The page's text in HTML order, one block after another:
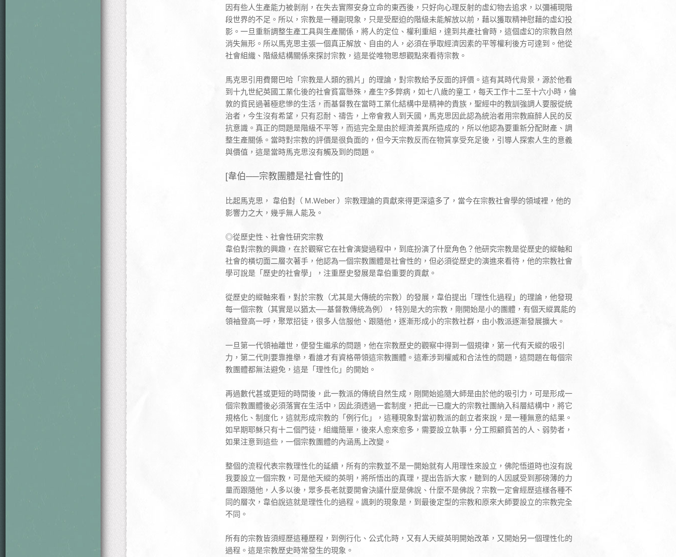
因有些人生產能力被剝削，在失去實際安身立命的東西後，只好向心理反射的虛幻物去追求，以彌補現階
段世界的不足。所以，宗教是一種副現象，只是受壓迫的階級未能解放以前，藉以獲取精神慰藉的虛幻投
影。一旦重新調整生產工具與生產關係，將人的定位、權利重組，達到共產社會時，這個虛幻的宗教自然
消失無形。所以馬克思主張一個真正解放、自由的人，必須在爭取經濟因素的平等權利後方可達到。他從
社會組織、階級結構關係來探討宗教，這是從唯物思想觀點來看待宗教。
馬克思引用費爾巴哈「宗教是人類的鴉片」的理論，對宗教給予反面的評價。這有其時代背景，源於他看
到十九世紀英國工業化後的社會貧富懸殊，產生?多弊病，如七八歲的童工，每天工作十二至十六小時，倫
敦的貧民過著極悲慘的生活，而基督教在當時工業化結構中是精神的貴族，聖經中的教訓強調人要服從統
治者，今生沒有希望，只有忍耐、禱告，上帝會救人到天國，馬克思因此認為統治者用宗教麻醉人民的反
抗意識。真正的問題是階級不平等，而這完全是由於經濟差異所造成的，所以他認為要重新分配財產、調
整生產關係。當時對宗教的評價是很負面的，但今天宗教反而在物質享受充足後，引導人探索人生的意義
與價值，這是當時馬克思沒有觸及到的問題。
[韋伯──宗教團體是社會性的]
比起馬克思， 韋伯對（ M.Weber ）宗教理論的貢獻來得更深遠多了，當今在宗教社會學的領域裡，他的
影響力之大，幾乎無人能及。
◎從歷史性、社會性研究宗教
韋伯對宗教的興趣，在於觀察它在社會演變過程中，到底扮演了什麼角色？他研究宗教是從歷史的縱軸和
社會的橫切面二層次著手，他認為一個宗教團體是社會性的，但必須從歷史的演進來看待，他的宗教社會
學可說是「歷史的社會學」，注重歷史發展是韋伯重要的貢獻。
從歷史的縱軸來看，對於宗教（尤其是大傳統的宗教）的發展，韋伯提出「理性化過程」的理論，他發現
每一個宗教（其實是以猶太──基督教傳統為例），特別是大的宗教，剛開始是小的團體，有個天縱異能的
領袖登高一呼，聚眾招徒，很多人信服他、跟隨他，逐漸形成小的宗教社群，由小教派逐漸發展擴大。
一旦第一代領袖離世，便發生繼承的問題，他在宗教歷史的觀察中得到一個規律，第一代有天縱的吸引
力，第二代則要靠推舉，看誰才有資格帶領這宗教團體。這牽涉到權威和合法性的問題，這問題在每個宗
教團體都無法避免，這是「理性化」的開始。
再過數代甚或更短的時間後，此一教派的傳統自然生成，剛開始追隨大師是由於他的吸引力，可是形成一
個宗教團體後必須落實在生活中，因此須透過一套制度，把此一已龐大的宗教社團納入科層結構中，將它
規格化、制度化，這就形成宗教的「例行化」，這種現象對當初教派的創立者來說，是一種無意的結果。
如早期耶穌只有十二個門徒，組織簡單，後來人愈來愈多，需要設立執事，分工照顧貧苦的人、弱勢者，
如果注意到這些，一個宗教團體的內涵馬上改變。
整個的流程代表宗教理性化的延續，所有的宗教並不是一開始就有人用理性來設立，佛陀悟道時也沒有說
我要設立一個宗教，可是他天縱的英明，將所悟出的真理，提出告訴大家，聽到的人因感受到那磅薄的力
量而跟隨他，人多以後，眾多長老就要開會決議什麼是佛說、什麼不是佛說？宗教一定會經歷這樣各種不
同的層次，韋伯說這就是理性化的過程。諷刺的現象是，到最後定型的宗教和原來大師要設立的宗教完全
不同。
所有的宗教皆須經歷這種歷程，到例行化、公式化時，又有人天縱英明開始改革，又開始另一個理性化的
過程。這是宗教歷史時常發生的現象。